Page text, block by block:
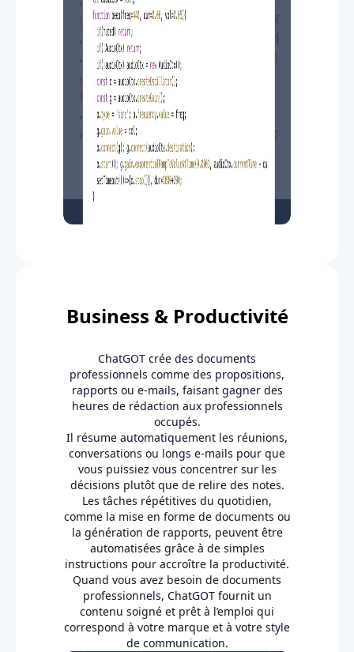
Business & Productivité
ChatGOT crée des documents
professionnels comme des propositions,
rapports ou e-mails, faisant gagner des
heures de rédaction aux professionnels
occupés.
Il résume automatiquement les réunions,
conversations ou longs e-mails pour que
vous puissiez vous concentrer sur les
décisions plutôt que de relire des notes.
Les tâches répétitives du quotidien,
comme la mise en forme de documents ou
la génération de rapports, peuvent être
automatisées grâce à de simples
instructions pour accroître la productivité.
Quand vous avez besoin de documents
professionnels, ChatGOT fournit un
contenu soigné et prêt à l’emploi qui
correspond à votre marque et à votre style
de communication.